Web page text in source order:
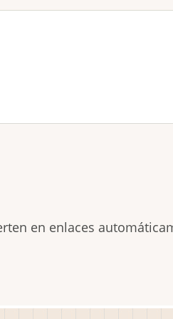
en enlaces